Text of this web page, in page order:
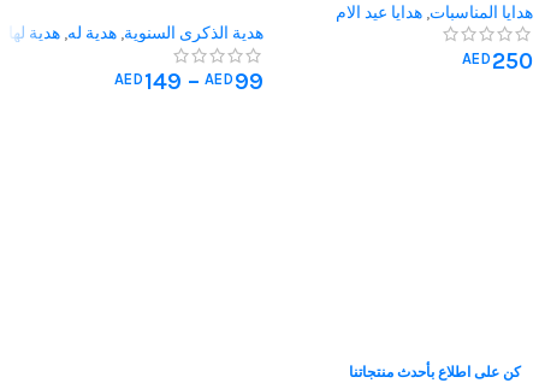
هدايا المناسبات, هدايا عيد الام
AED 250
هدية الذكرى السنوية, هدية له, هدية لها
AED 99
–
AED 149
كن على اطلاع بأحدث منتجاتنا